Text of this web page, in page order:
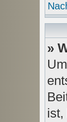
»
ist,